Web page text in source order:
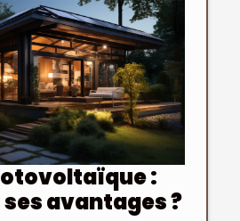
:
avantages ?